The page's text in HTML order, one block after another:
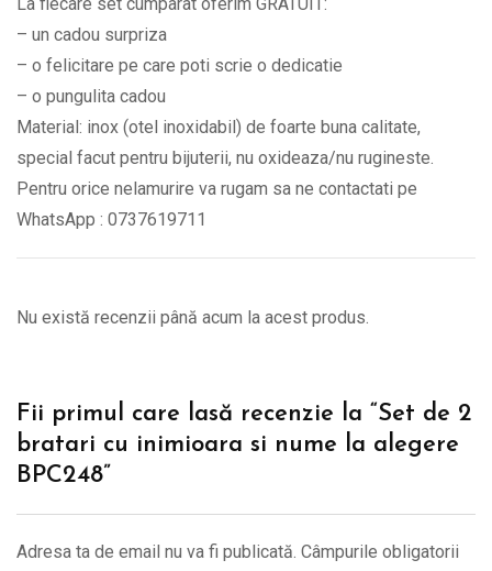
– un cadou surpriza
– o felicitare pe care poti scrie o dedicatie
– o pungulita cadou
Material: inox (otel inoxidabil) de foarte buna calitate,
special facut pentru bijuterii, nu oxideaza/nu rugineste.
Pentru orice nelamurire va rugam sa ne contactati pe
WhatsApp : 0737619711
Nu există recenzii până acum la acest produs.
Fii primul care lasă recenzie la “Set de 2
bratari cu inimioara si nume la alegere
BPC248”
Adresa ta de email nu va fi publicată. Câmpurile obligatorii